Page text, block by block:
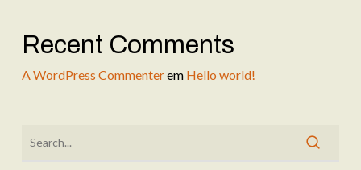
Recent Comments
A WordPress Commenterem Hello world!